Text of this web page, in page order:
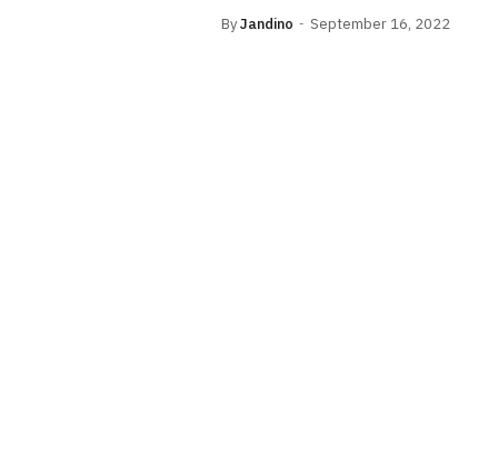
ByJandino September 16, 2022